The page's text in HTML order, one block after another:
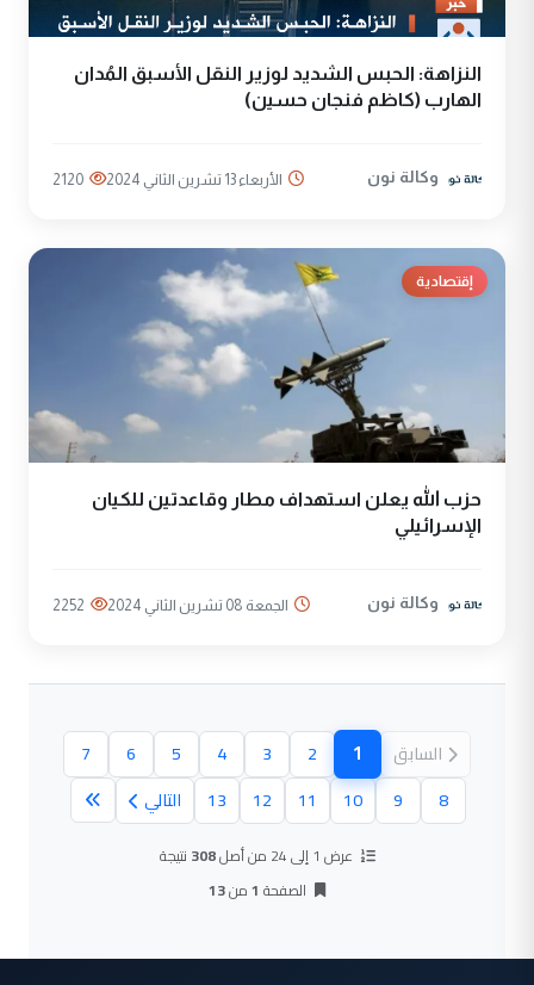
النزاهة: الحبس الشديد لوزير النقل الأسبق المُدان
الهارب (كاظم فنجان حسين)
وكالة نون الأربعاء 13 تشرين الثاني 2024 2120
إقتصادية
حزب الله يعلن استهداف مطار وقاعدتين للكيان
الإسرائيلي
وكالة نون الجمعة 08 تشرين الثاني 2024 2252
السابق 1
(الصفحة الحالية)
2
3
4
5
6
7
8
9
10
11
12
13 التالي
عرض 1 إلى 24 من أصل 308 نتيجة
الصفحة 1من13